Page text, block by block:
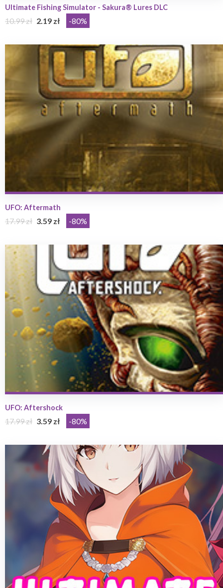
Ultimate Fishing Simulator - Sakura® Lures DLC
10.99 zł 2.19 zł -80%
UFO: Aftermath
17.99 zł 3.59 zł -80%
UFO: Aftershock
17.99 zł 3.59 zł -80%